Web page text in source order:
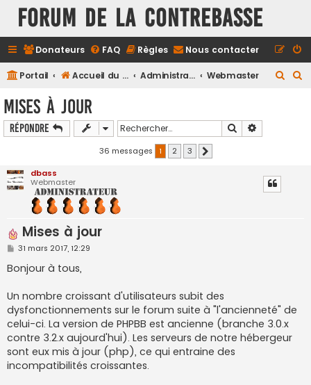
FORUM DE LA CONTREBASSE
Donateurs FAQ Règles Nous contacter
Portail Accueil du forum Administration Webmaster
Mises à jour
Répondre Rechercher
36 messages 1 2 3
dbass
Webmaster
Mises à jour
M
s
s
g
e
31 mars 2017, 12:29
Bonjour à tous,
Un nombre croissant d'utilisateurs subit des
dysfonctionnements sur le forum suite à "l'ancienneté" de
celui-ci. La version de PHPBB est ancienne (branche 3.0.x
contre 3.2.x aujourd'hui). Les serveurs de notre hébergeur
sont eux mis à jour (php), ce qui entraine des
incompatibilités croissantes.